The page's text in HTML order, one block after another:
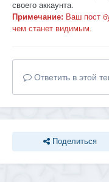
своего аккаунта.
Примечание: Ваш пост
чем станет видимым.
Ответить в этой
Поделиться